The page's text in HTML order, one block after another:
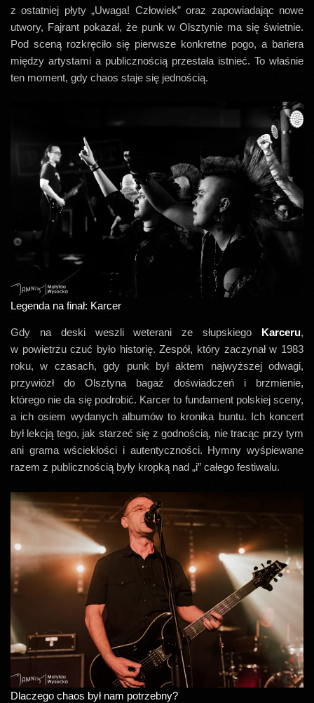
z ostatniej płyty „Uwaga! Człowiek” oraz zapowiadając nowe
utwory, Fajrant pokazał, że punk w Olsztynie ma się świetnie.
Pod sceną rozkręciło się pierwsze konkretne pogo, a bariera
między artystami a publicznością przestała istnieć. To właśnie
ten moment, gdy chaos staje się jednością.
Legenda na finał: Karcer
Gdy na deski weszli weterani ze słupskiego Karceru,
w powietrzu czuć było historię. Zespół, który zaczynał w 1983
roku, w czasach, gdy punk był aktem najwyższej odwagi,
przywiózł do Olsztyna bagaż doświadczeń i brzmienie,
którego nie da się podrobić. Karcer to fundament polskiej sceny,
a ich osiem wydanych albumów to kronika buntu. Ich koncert
był lekcją tego, jak starzeć się z godnością, nie tracąc przy tym
ani grama wściekłości i autentyczności. Hymny wyśpiewane
razem z publicznością były kropką nad „i” całego festiwalu.
Dlaczego chaos był nam potrzebny?